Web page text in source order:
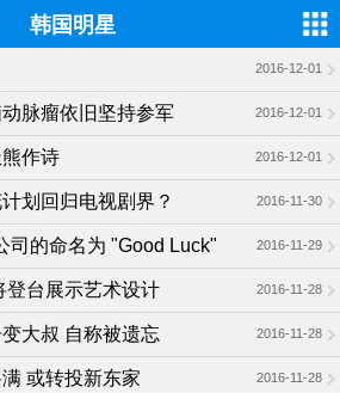
韩国明星
2016-12-01
2016-12-01
脉瘤依旧坚持参军
2016-12-01
作诗
2016-11-30
划回归电视剧界？
2016-11-29
司的命名为 "Good Luck"
2016-11-28
登台展示艺术设计
2016-11-28
大叔 自称被遗忘
2016-11-28
或转投新东家